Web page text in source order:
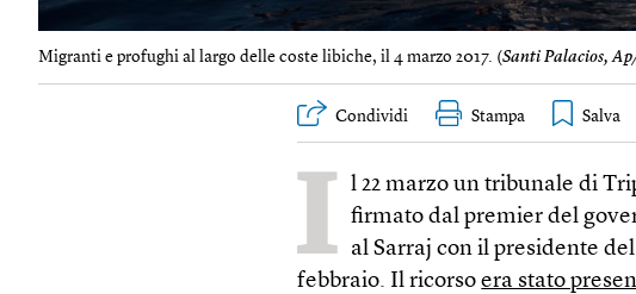
Migranti e profughi al largo delle coste libiche, il 4 marzo 2017. (Santi Palacios,
Condividi Stampa
I l 22 marzo un tribunale di
firmato dal premier del
al Sarraj con il presidente
febbraio. Il ricorsoera stato